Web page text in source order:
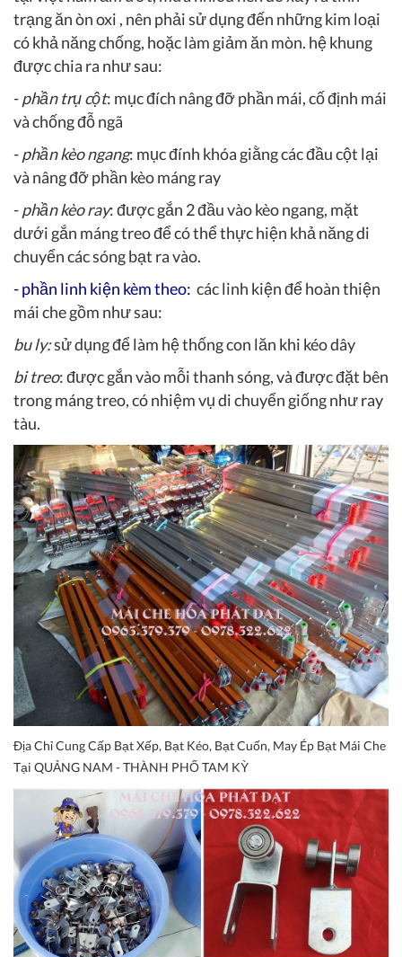
trạng ăn òn oxi , nên phải sử dụng đến những kim loại
có khả năng chống, hoặc làm giảm ăn mòn. hệ khung
được chia ra như sau:
-phần trụ cột: mục đích nâng đỡ phần mái, cố định mái
và chống đỗ ngã
-phần kèo ngang: mục đính khóa giằng các đầu cột lại
và nâng đỡ phần kèo máng ray
-phần kèo ray: được gắn 2 đầu vào kèo ngang, mặt
dưới gắn máng treo để có thể thực hiện khả năng di
chuyển các sóng bạt ra vào.
-phần linh kiện kèm theo: các linh kiện để hoàn thiện
mái che gồm như sau:
bu ly:sử dụng để làm hệ thống con lăn khi kéo dây
bi treo: được gắn vào mỗi thanh sóng, và được đặt bên
trong máng treo, có nhiệm vụ di chuyển giống như ray
tàu.
Địa Chỉ Cung Cấp Bạt Xếp, Bạt Kéo, Bạt Cuốn, May Ép Bạt Mái Che
Tại QUẢNG NAM - THÀNH PHỐ TAM KỲ